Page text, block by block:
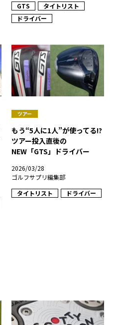
GTS
タイトリスト
ドライバー
ツアー
もう“5人に1人”が使ってる!?
ツアー投入直後の
NEW「GTS」ドライバー
2026/03/28
ゴルフサプリ編集部
タイトリスト
ドライバー